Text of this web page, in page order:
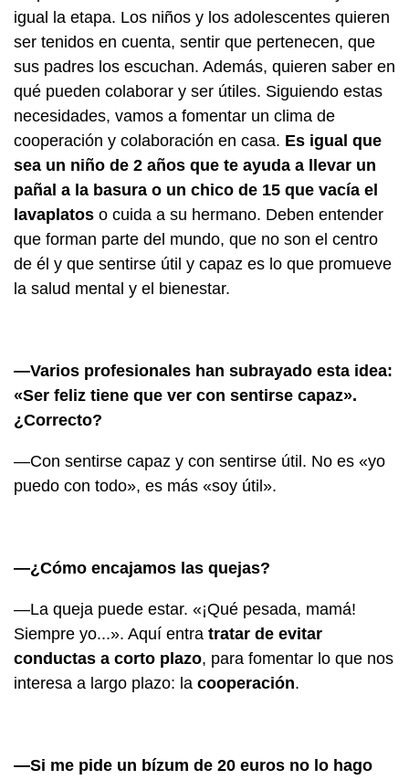
igual la etapa. Los niños y los adolescentes quieren
ser tenidos en cuenta, sentir que pertenecen, que
sus padres los escuchan. Además, quieren saber en
qué pueden colaborar y ser útiles. Siguiendo estas
necesidades, vamos a fomentar un clima de
cooperación y colaboración en casa. Es igual que
sea un niño de 2 años que te ayuda a llevar un
pañal a la basura o un chico de 15 que vacía el
lavaplatos o cuida a su hermano. Deben entender
que forman parte del mundo, que no son el centro
de él y que sentirse útil y capaz es lo que promueve
la salud mental y el bienestar.
—Varios profesionales han subrayado esta idea:
«Ser feliz tiene que ver con sentirse capaz».
¿Correcto?
—Con sentirse capaz y con sentirse útil. No es «yo
puedo con todo», es más «soy útil».
—¿Cómo encajamos las quejas?
—La queja puede estar. «¡Qué pesada, mamá!
Siempre yo...». Aquí entra tratar de evitar
conductas a corto plazo, para fomentar lo que nos
interesa a largo plazo: la cooperación.
—Si me pide un bízum de 20 euros no lo hago